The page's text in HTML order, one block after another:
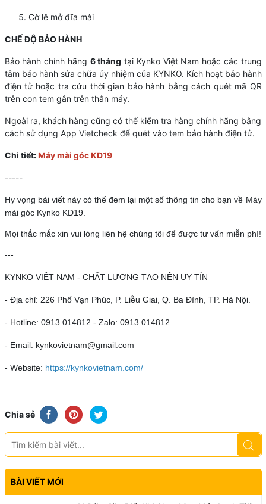
Cờ lê mở đĩa mài
CHẾ ĐỘ BẢO HÀNH
Bảo hành chính hãng 6 tháng tại Kynko Việt Nam hoặc các trung
tâm bảo hành sửa chữa ủy nhiệm của KYNKO. Kích hoạt bảo hành
điện tử hoặc tra cứu thời gian bảo hành bằng cách quét mã QR
trên con tem gắn trên thân máy.
Ngoài ra, khách hàng cũng có thể kiểm tra hàng chính hãng bằng
cách sử dụng App Vietcheck để quét vào tem bảo hành điện tử.
Chi tiết:Máy mài góc KD19
-----
Hy vọng bài viết này có thể đem lại một số thông tin cho bạn về Máy
mài góc Kynko KD19.
Mọi thắc mắc xin vui lòng liên hệ chúng tôi để được tư vấn miễn phí!
---
KYNKO VIỆT NAM - CHẤT LƯỢNG TẠO NÊN UY TÍN
- Địa chỉ: 226 Phố Vạn Phúc, P. Liễu Giai, Q. Ba Đình, TP. Hà Nội.
- Hotline: 0913 014812 - Zalo: 0913 014812
- Email: kynkovietnam@gmail.com
- Website: https://kynkovietnam.com/
Chia sẻ
BÀI VIẾT MỚI